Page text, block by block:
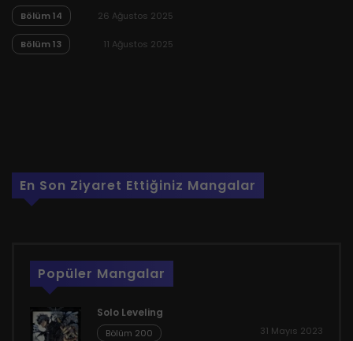
Bölüm 14 26 Ağustos 2025
Bölüm 13 11 Ağustos 2025
En Son Ziyaret Ettiğiniz Mangalar
Popüler Mangalar
Solo Leveling
Bölüm 200 31 Mayıs 2023